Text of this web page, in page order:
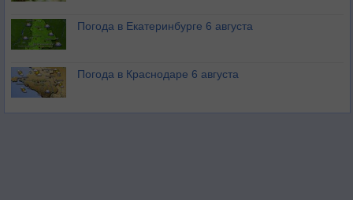
Погода в Екатеринбурге 6 августа
Погода в Краснодаре 6 августа